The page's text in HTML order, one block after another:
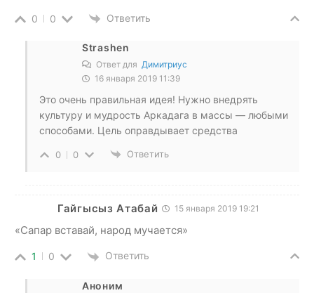
0 0 Ответить
Strashen
Ответ для Димитриус
16 января 2019 11:39
Это очень правильная идея! Нужно внедрять
культуру и мудрость Аркадага в массы — любыми
способами. Цель оправдывает средства
0 0 Ответить
Гайгысыз Атабай 15 января 2019 19:21
«Сапар вставай, народ мучается»
1 0 Ответить
Аноним